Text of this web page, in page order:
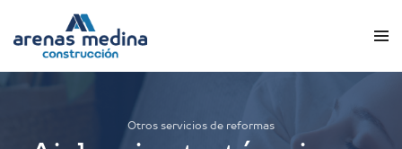
Otros servicios de reformas